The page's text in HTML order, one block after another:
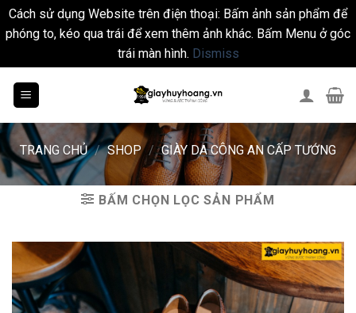
Cách sử dụng Website trên điện thoại: Bấm ảnh sản phẩm để
phóng to, kéo qua trái để xem thêm ảnh khác. Bấm Menu ở góc
trái màn hình. Dismiss
TRANG CHỦ / SHOP / GIÀY DA CÔNG AN CẤP TƯỚNG
BẤM CHỌN LỌC SẢN PHẨM